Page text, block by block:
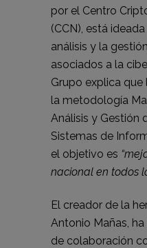
por el Centro
(CCN), está
análisis y la
asociados a la
Grupo explica que
la metodología
Análisis y Gestión
Sistemas de
el objetivo es
nacional en todos
El creador de la
Antonio Mañas,
de colaboración